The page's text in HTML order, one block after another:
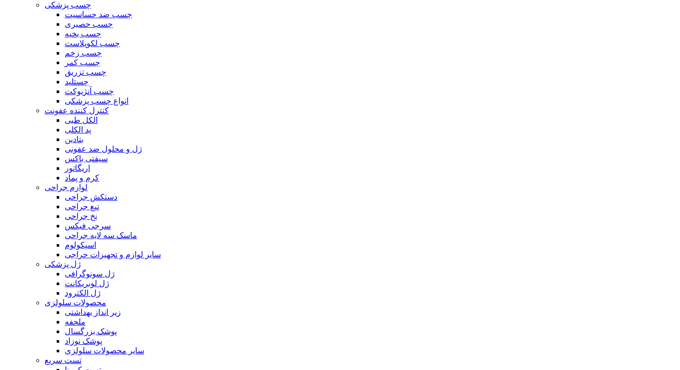
چسب پزشکی
چسب ضد حساسیت
چسب حصیری
چسب بخیه
چسب لکوپلاست
چسب زخم
چسب کمر
چسب تزریق
چستلید
چسب آنژیوکت
انواع چسب پزشکی
کنترل کننده عفونت
الکل طبی
پد الکلی
بتادین
ژل و محلول ضد عفونی
سیفتی باکس
اریگاتور
کرم و پماد
لوازم جراحی
دستکش جراحی
تیغ جراحی
نخ جراحی
سرجی فیکس
ماسک سه لایه جراحی
اسپکولوم
سایر لوازم و تجهیزات حراجی
ژل پزشکی
ژل سونوگرافی
ژل لوبریکانت
ژل الکترود
محصولات سلولزی
زیر انداز بهداشتی
ملحفه
پوشک بزرگسال
پوشک نوزاد
سایر محصولات سلولزی
تست سریع